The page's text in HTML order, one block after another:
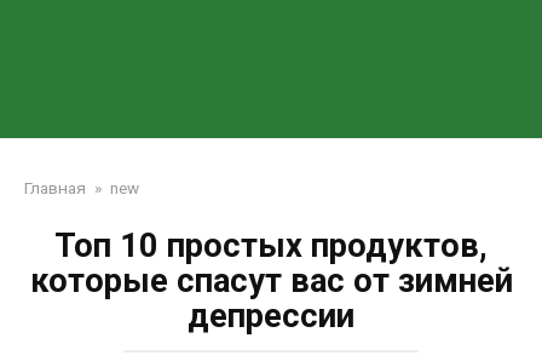
Главная » new
Топ 10 простых продуктов,
которые спасут вас от зимней
депрессии